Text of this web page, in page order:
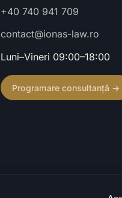
+40 740 941 709
contact@ionas-law.ro
Luni–Vineri 09:00–18:00
Programare consultanță →